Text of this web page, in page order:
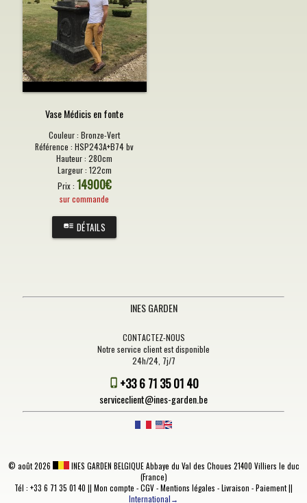
Vase Médicis en fonte
Couleur :Bronze-Vert
Référence :HSP243A+B74 bv
Hauteur :280cm
Largeur : 122cm
Prix : 14900€
sur commande
DÉTAILS
INES GARDEN
CONTACTEZ-NOUS
Notre service client est disponible
24h/24, 7j/7
+33 6 71 35 01 40
serviceclient@ines-garden.be
© août 2026 INES GARDEN BELGIQUEAbbaye du Val des Choues 21400 Villiers le duc
(France)
Tél : +33 6 71 35 01 40 || Mon compte -CGV-Mentions légales -Livraison -Paiement||
International→